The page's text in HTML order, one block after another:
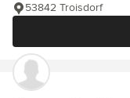
53842 Troisdorf